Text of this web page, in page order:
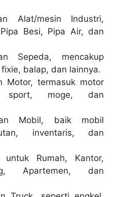
Alat/mesin Industri,
Besi, Pipa Air, dan
Sepeda, mencakup
balap, dan lainnya.
Motor, termasuk motor
sport, moge, dan
Mobil, baik mobil
inventaris, dan
untuk Rumah, Kantor,
Apartemen, dan